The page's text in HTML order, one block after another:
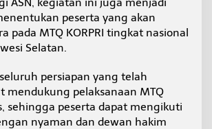
peserta yang akan
pada MTQ KORPRI tingkat nasional
Selatan.
persiapan yang telah
mendukung pelaksanaan MTQ
sehingga peserta dapat mengikuti
nyaman dan dewan hakim